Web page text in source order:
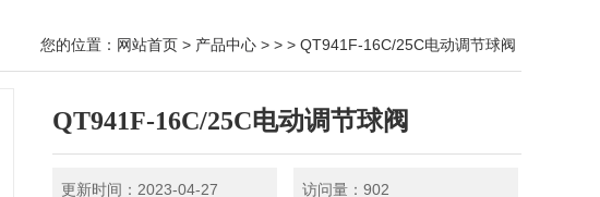
您的位置： 网站首页 > 产品中心 > > > QT941F-16C/25C电动调节球阀
QT941F-16C/25C电动调节球阀
更新时间：2023-04-27 访问量：902